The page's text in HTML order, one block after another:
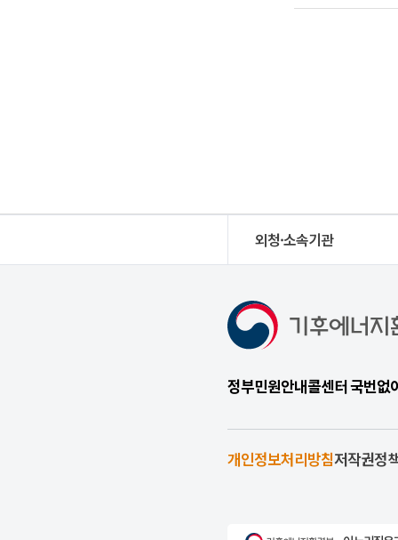
외청·소속기관
정부민원안내콜센터 국번
개인정보처리방침저작권정